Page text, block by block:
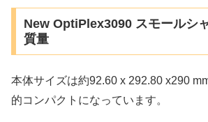
New OptiPlex3090 スモールシ
質量
本体サイズは約92.60 x 292.80 x290
的コンパクトになっています。